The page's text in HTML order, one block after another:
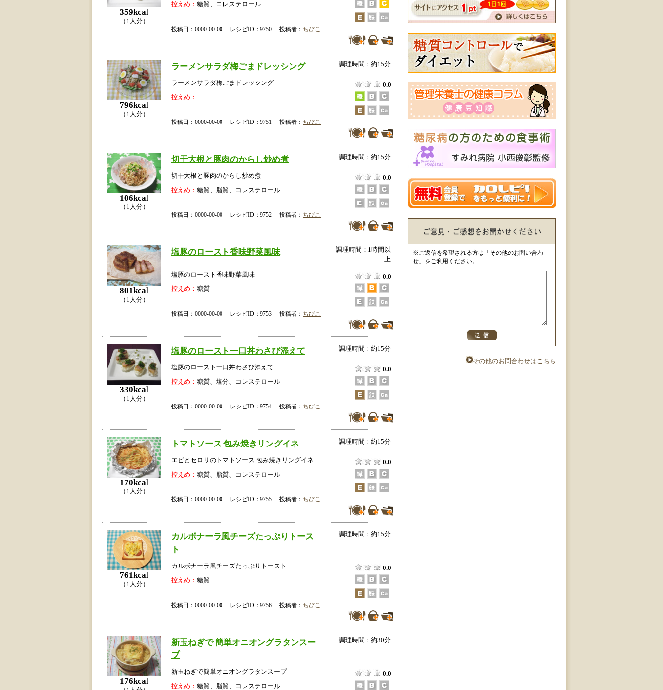
359kcal
（1人分）
控えめ： 糖質、コレステロール
投稿日：0000-00-00 レシピID：9750 投稿者： ちびこ
796kcal
（1人分）
ラーメンサラダ梅ごまドレッシング 調理時間：約15分
ラーメンサラダ梅ごまドレッシング
0.0
控えめ：
投稿日：0000-00-00 レシピID：9751 投稿者： ちびこ
106kcal
（1人分）
切干大根と豚肉のからし炒め煮 調理時間：約15分
切干大根と豚肉のからし炒め煮
0.0
控えめ： 糖質、脂質、コレステロール
投稿日：0000-00-00 レシピID：9752 投稿者： ちびこ
801kcal
（1人分）
塩豚のロースト香味野菜風味
調理時間：1時間以
上
塩豚のロースト香味野菜風味
0.0
控えめ： 糖質
投稿日：0000-00-00 レシピID：9753 投稿者： ちびこ
330kcal
（1人分）
塩豚のロースト一口丼わさび添えて 調理時間：約15分
塩豚のロースト一口丼わさび添えて
0.0
控えめ： 糖質、塩分、コレステロール
投稿日：0000-00-00 レシピID：9754 投稿者： ちびこ
170kcal
（1人分）
トマトソース 包み焼きリングイネ 調理時間：約15分
エビとセロリのトマトソース 包み焼きリングイネ
0.0
控えめ： 糖質、脂質、コレステロール
投稿日：0000-00-00 レシピID：9755 投稿者： ちびこ
761kcal
（1人分）
カルボナーラ風チーズたっぷりトース
ト
調理時間：約15分
カルボナーラ風チーズたっぷりトースト
0.0
控えめ： 糖質
投稿日：0000-00-00 レシピID：9756 投稿者： ちびこ
176kcal
新玉ねぎで 簡単オニオングラタンスー
プ
調理時間：約30分
新玉ねぎで簡単オニオングラタンスープ
0.0
控えめ： 糖質、脂質、コレステロール
※ご返信を希望される方は「その他のお問い合わ
せ」をご利用ください。
その他のお問合わせはこちら